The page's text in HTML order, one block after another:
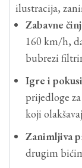
ilustracija,
Zabavne
160 km/h,
bubrezi
Igre i
prijedloge
koji
Zanimljiva
drugim